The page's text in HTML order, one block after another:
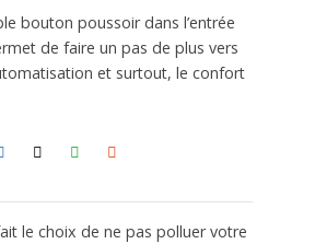
bouton poussoir dans l’entrée
de faire un pas de plus vers
et surtout, le confort
le choix de ne pas polluer votre